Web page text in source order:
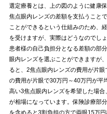
選定療養とは、上の図のように健康
焦点眼内レンズの差額を支払うこと
ことができるという仕組みのため、
を受けますが、実際はどうなのでし
患者様の自己負担分となる差額の部
眼内レンズを選ぶことができますが
ると、2焦点眼内レンズの費用が片
の費用が片眼で30万円～40万円が平
高い3焦点眼内レンズを希望した場
が相場になっています。保険診療部
を含めると3割負担の方で両眼15万